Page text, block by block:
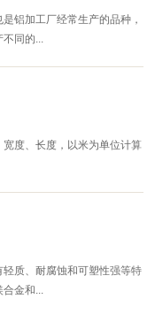
铝加工厂经常生产的品种，
不同的...
度、长度，以米为单位计算
质、耐腐蚀和可塑性强等特
合金和...